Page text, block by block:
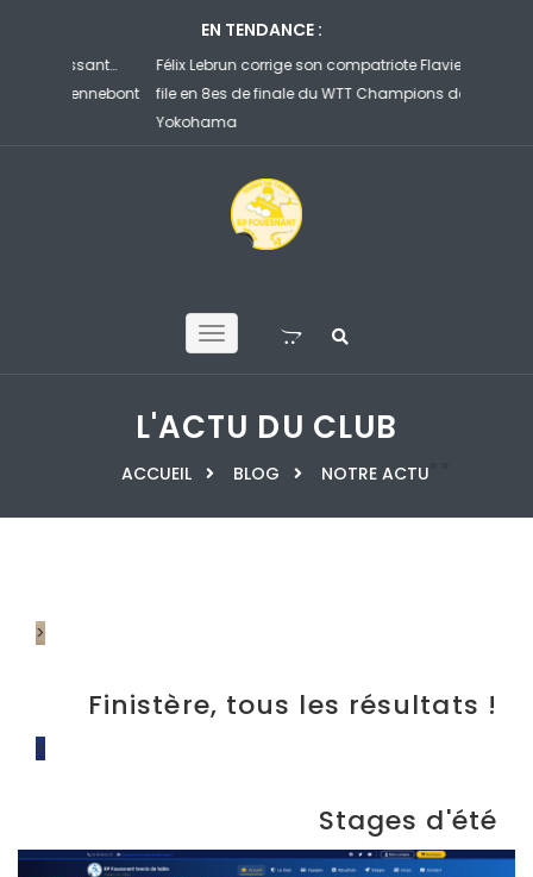
EN TENDANCE :
Félix Lebrun corrige son compatriote Flavien Coton et
file en 8es de finale du WTT Champions de
L'ACTU DU CLUB
ACCUEIL BLOG NOTRE ACTU
>
Finistère, tous les résultats !
>
Stages d'été